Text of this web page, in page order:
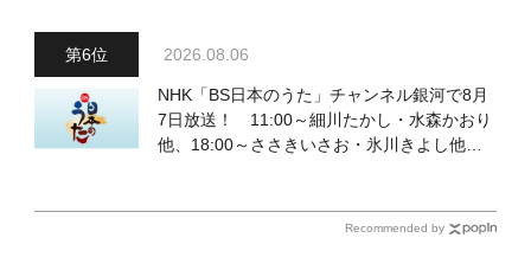
2026.08.06
NHK「BS日本のうた」チャンネル銀河で8月
7日放送！ 11:00～細川たかし・水森かおり
他、18:00～ささきいさお・氷川きよし他登
Recommended by